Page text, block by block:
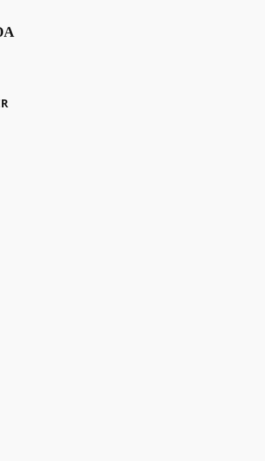
BENZ
eleganter Gestik und
unterkühlt. Ganz im
Financial Services in
des Unternehmens
also im Herbst 2011 in
Interview, als wir über
in der Schweiz erstmal
als deutsche
erinnern, was du als
Soll ich dir das sagen?
Tiermedizinerin. Dann mal
studiert. Aber es
...?
schlussendlich in
viel auswendig